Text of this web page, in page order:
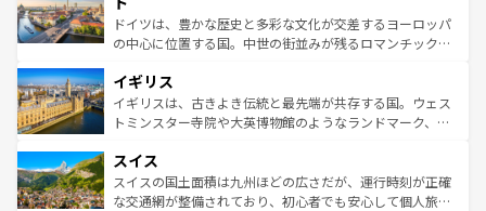
ンテンツ一覧 を参照してほしい。
から魅了する。また、フランスは美食の国としても知ら
れ、フランス料理はユネスコ無形文化遺産にも登録されて
香り高いラベンダー畑など、多彩な楽しみ方が可能だ。さ
らに、パリ以外の地域にも魅力が溢れており、どの街角に
も豊かな歴史と文化が息づいている。パリ以外の個性あふ
を参照してほしい。
ドイツは、豊かな歴史と多彩な文化が交差するヨーロッパ
の中心に位置する国。中世の街並みが残るロマンチック街
顔を持つこの国は、どこを歩いても飽きることがない。ベ
ルリンの文化的活気、バイエルン州のアルプスの絶景、そ
してライン川沿いのワイン畑といった風景は必見。ビール
は、お酒好きな人にはぜひ体験してほしい。 なお、新着の
ドイツ情報はコンテンツ一覧を参照してほしい。
イギリス
イギリスは、古きよき伝統と最先端が共存する国。ウェス
トミンスター寺院や大英博物館のようなランドマーク、歴
リアごとに異なる魅力がある。また、優雅なアフタヌーン
ティー、ビール好きにはたまらない英国パブ、サッカー観
戦など、本場だからこそできる体験も豊富。イギリスを旅
スイス
スイスの国土面積は九州ほどの広さだが、運行時刻が正確
な交通網が整備されており、初心者でも安心して個人旅行